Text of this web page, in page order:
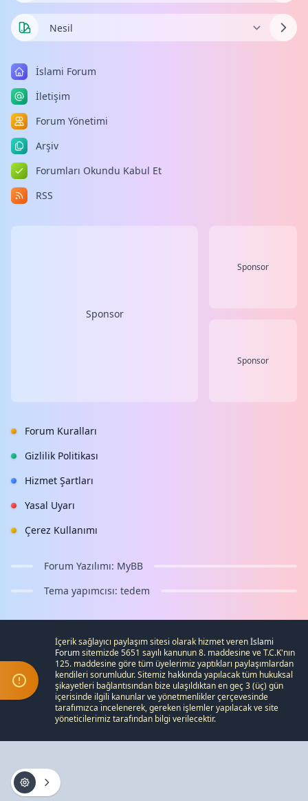
İslami Forum
İletişim
Forum Yönetimi
Arşiv
Forumları Okundu Kabul Et
RSS
Sponsor
Sponsor
Sponsor
Forum Kuralları
Gizlilik Politikası
Hizmet Şartları
Yasal Uyarı
Çerez Kullanımı
Forum Yazılımı: MyBB
Tema yapımcısı: tedem
İçerik sağlayıcı paylaşım sitesi olarak hizmet verenİslami
Forumsitemizde 5651 sayılı kanunun 8. maddesine veT.C.K'nın
125. maddesine göre tüm üyelerimiz yaptıkları paylaşımlardan
kendileri sorumludur. Sitemiz hakkında yapılacak tüm hukuksal
şikayetleri bağlantısından bize ulaşıldıktan en geç 3 (üç) gün
içerisinde ilgili kanunlar ve yönetmenlikler çerçevesinde
tarafımızca incelenerek, gereken işlemler yapılacak ve site
yöneticilerimiz tarafından bilgi verilecektir.